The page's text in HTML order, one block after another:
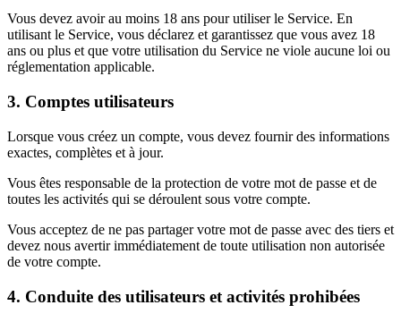
Vous devez avoir au moins 18 ans pour utiliser le Service. En
utilisant le Service, vous déclarez et garantissez que vous avez 18
ans ou plus et que votre utilisation du Service ne viole aucune loi ou
réglementation applicable.
3. Comptes utilisateurs
Lorsque vous créez un compte, vous devez fournir des informations
exactes, complètes et à jour.
Vous êtes responsable de la protection de votre mot de passe et de
toutes les activités qui se déroulent sous votre compte.
Vous acceptez de ne pas partager votre mot de passe avec des tiers et
devez nous avertir immédiatement de toute utilisation non autorisée
de votre compte.
4. Conduite des utilisateurs et activités prohibées